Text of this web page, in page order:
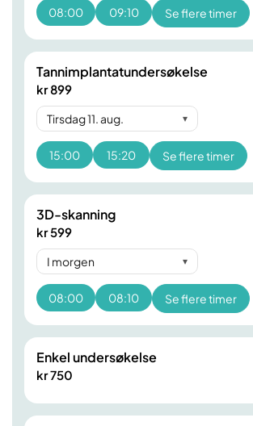
08:00 09:10 Se flere timer
Tannimplantatundersøkelse
kr 899
Tirsdag 11. aug. ▾
15:00 15:20 Se flere timer
3D-skanning
kr 599
I morgen ▾
08:00 08:10 Se flere timer
Enkel undersøkelse
kr 750